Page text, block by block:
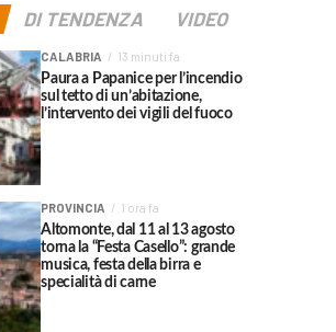
DI TENDENZA VIDEO
CALABRIA 13 minuti fa
Paura a Papanice per l’incendio
sul tetto di un’abitazione,
l’intervento dei vigili del fuoco
PROVINCIA 1 ora fa
Altomonte, dal 11 al 13 agosto
torna la “Festa Casello”: grande
musica, festa della birra e
specialità di carne